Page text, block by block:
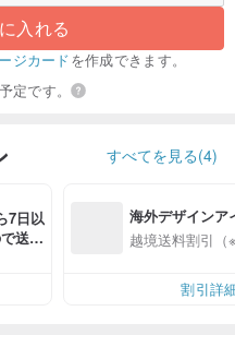
入れる
ジカードを作成できます。
定です。
すべてを見る(4)
7日以
送料
海外デザインア
入
越境送料割引（
割引詳